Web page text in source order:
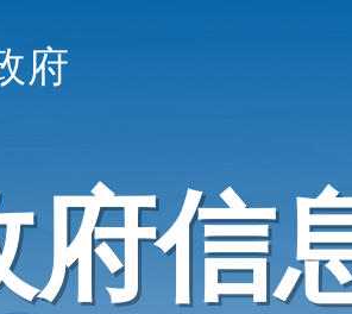
府
府信